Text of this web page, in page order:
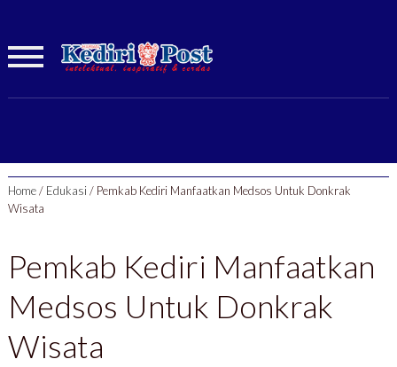
Home/ Edukasi / Pemkab Kediri Manfaatkan Medsos Untuk Donkrak
Wisata
Pemkab Kediri Manfaatkan
Medsos Untuk Donkrak
Wisata